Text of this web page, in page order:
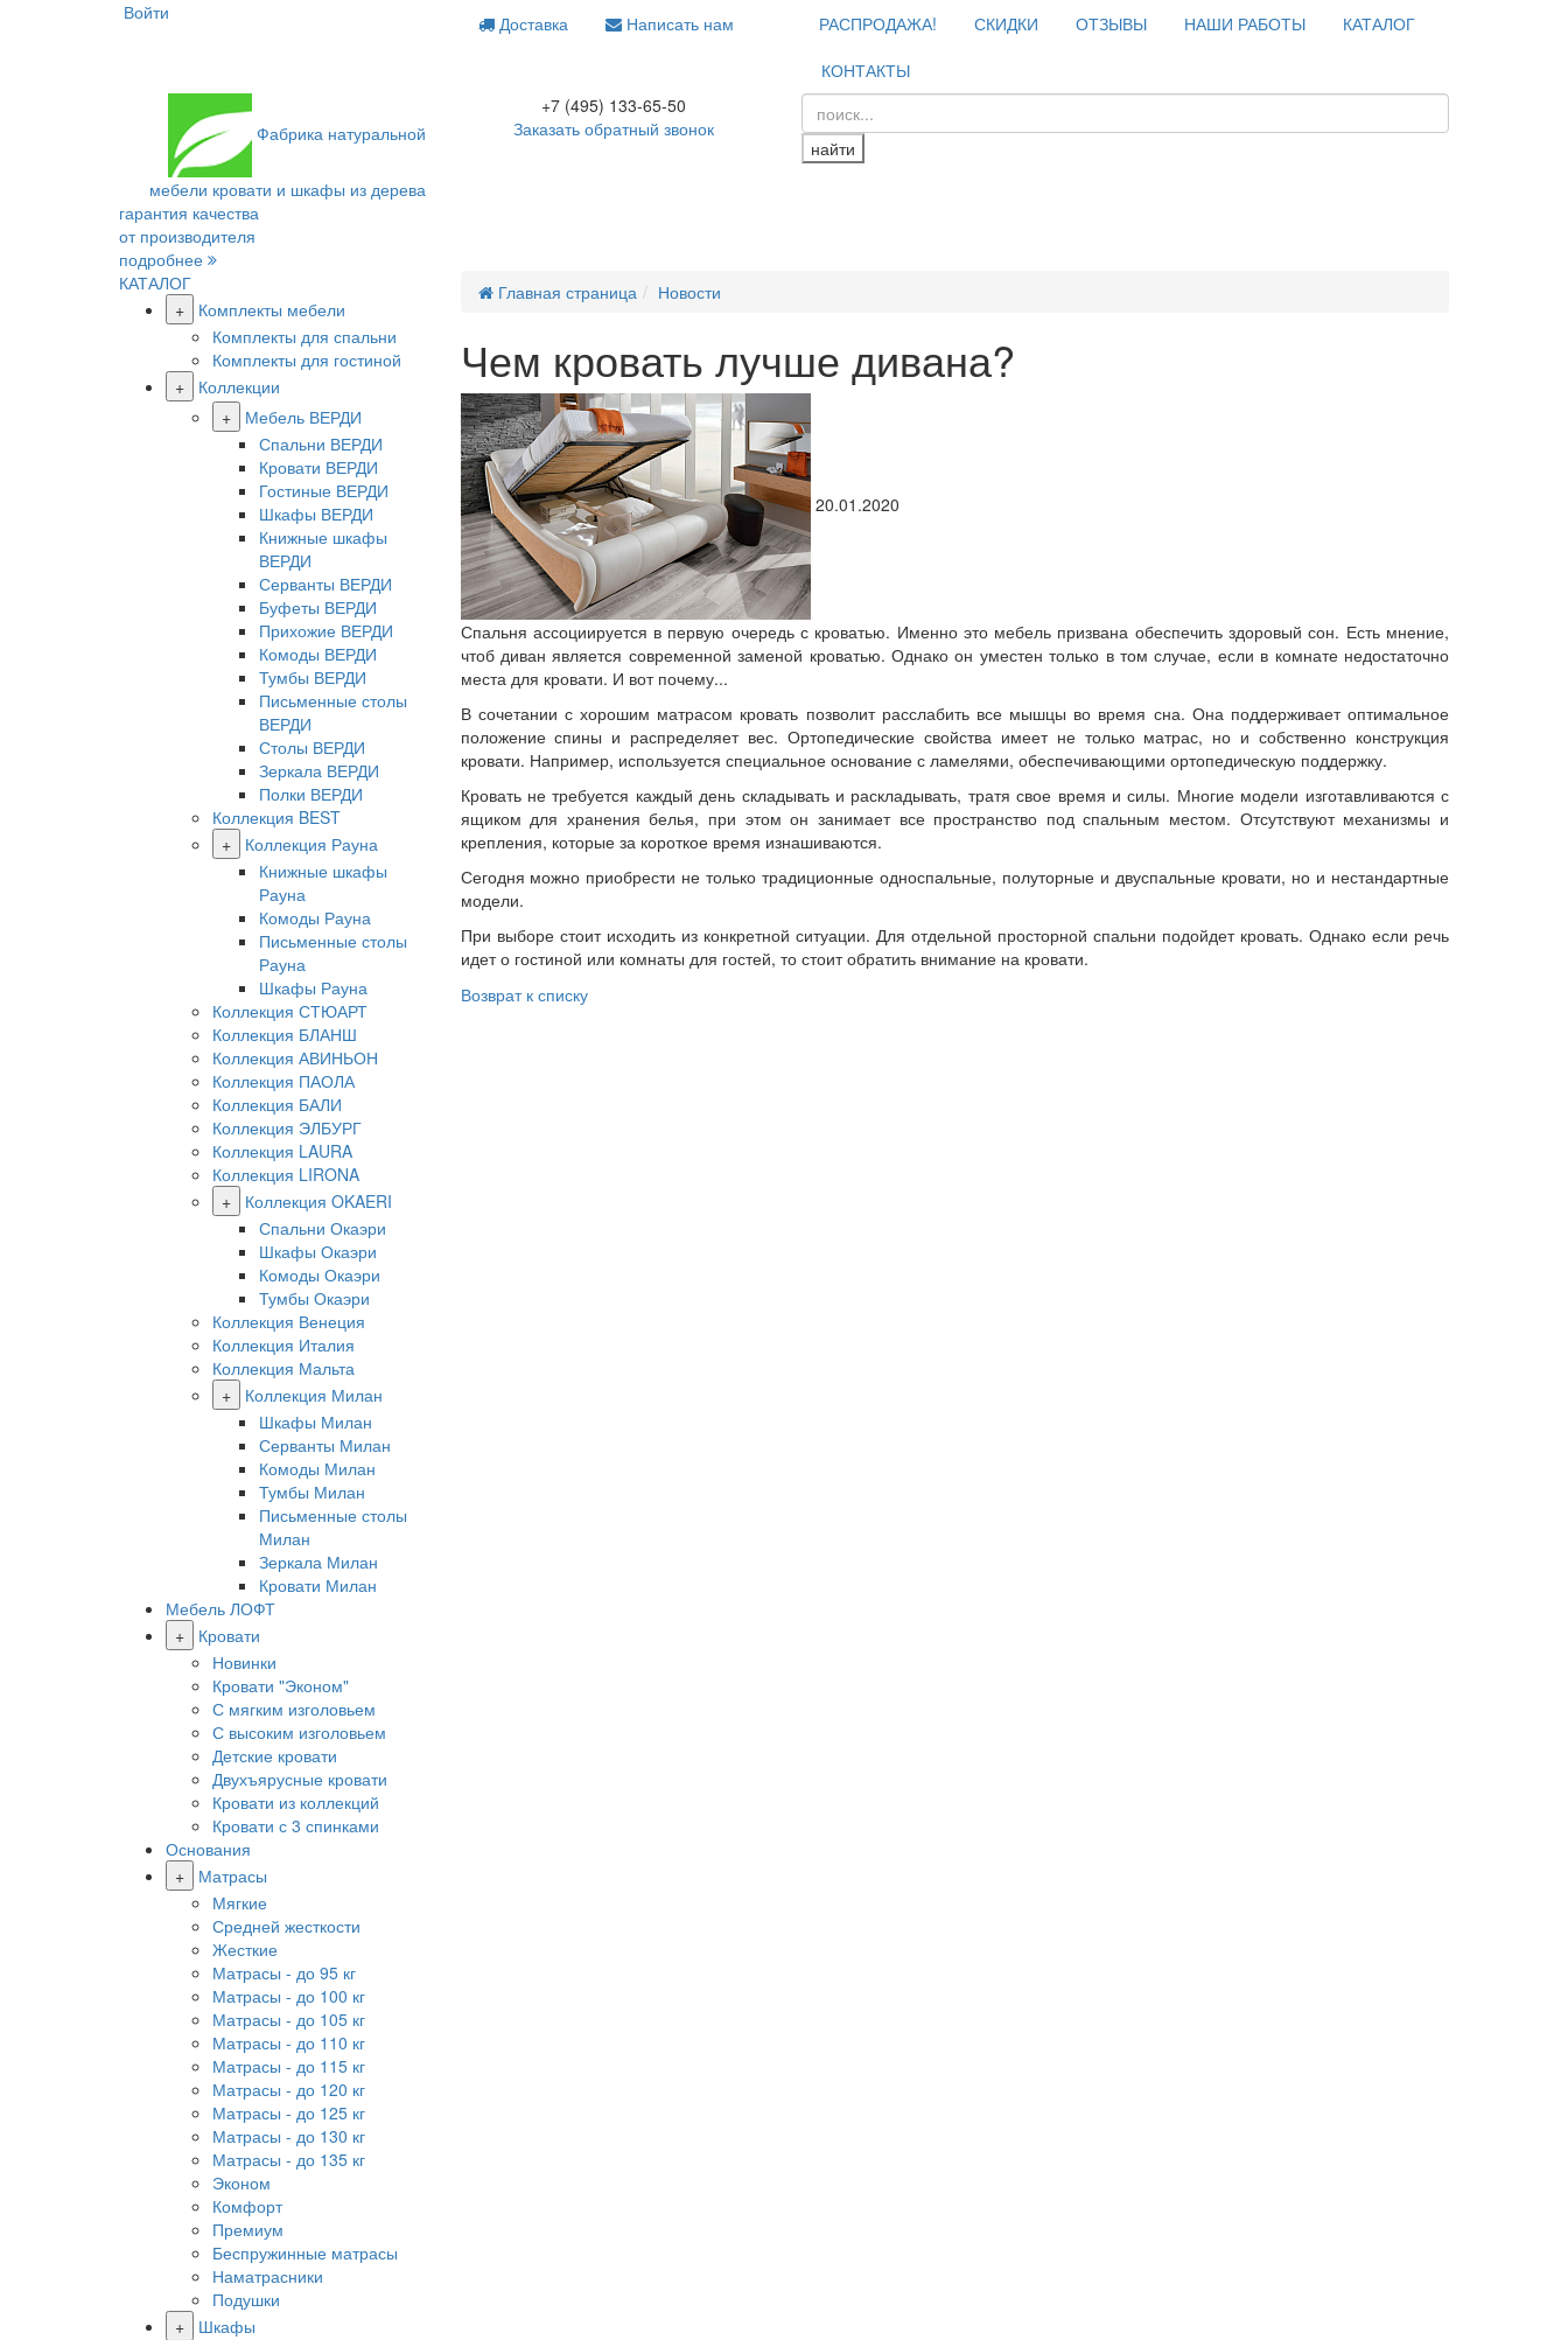
Войти Доставка Написать нам РАСПРОДАЖА! СКИДКИ ОТЗЫВЫ НАШИ РАБОТЫ
КАТАЛОГ
КОНТАКТЫ
Фабрика натуральной
мебели кровати и шкафы из дерева
+7 (495) 133-65-50
Заказать обратный звонок
найти
гарантия качества
от производителя
подробнее
КАТАЛОГ
+
Комплекты мебели
Комплекты для спальни
Комплекты для гостиной
+
Коллекции
+
Мебель ВЕРДИ
Спальни ВЕРДИ
Кровати ВЕРДИ
Гостиные ВЕРДИ
Шкафы ВЕРДИ
Книжные шкафы
ВЕРДИ
Серванты ВЕРДИ
Буфеты ВЕРДИ
Прихожие ВЕРДИ
Комоды ВЕРДИ
Тумбы ВЕРДИ
Письменные столы
ВЕРДИ
Столы ВЕРДИ
Зеркала ВЕРДИ
Полки ВЕРДИ
Коллекция BEST
+
Коллекция Рауна
Книжные шкафы
Рауна
Комоды Рауна
Письменные столы
Рауна
Шкафы Рауна
Коллекция СТЮАРТ
Коллекция БЛАНШ
Коллекция АВИНЬОН
Коллекция ПАОЛА
Коллекция БАЛИ
Коллекция ЭЛБУРГ
Коллекция LAURA
Коллекция LIRONA
+
Коллекция OKAERI
Спальни Окаэри
Шкафы Окаэри
Комоды Окаэри
Тумбы Окаэри
Коллекция Венеция
Коллекция Италия
Коллекция Мальта
+
Коллекция Милан
Шкафы Милан
Серванты Милан
Комоды Милан
Тумбы Милан
Письменные столы
Милан
Зеркала Милан
Кровати Милан
Мебель ЛОФТ
+
Кровати
Новинки
Кровати "Эконом"
С мягким изголовьем
С высоким изголовьем
Детские кровати
Двухъярусные кровати
Кровати из коллекций
Кровати с 3 спинками
Основания
+
Матрасы
Мягкие
Средней жесткости
Жесткие
Матрасы - до 95 кг
Матрасы - до 100 кг
Матрасы - до 105 кг
Матрасы - до 110 кг
Матрасы - до 115 кг
Матрасы - до 120 кг
Матрасы - до 125 кг
Матрасы - до 130 кг
Матрасы - до 135 кг
Эконом
Комфорт
Премиум
Беспружинные матрасы
Наматрасники
Подушки
+
Шкафы
Главная страница Новости
Чем кровать лучше дивана?
20.01.2020
Спальня ассоциируется в первую очередь с кроватью. Именно это мебель призвана обеспечить здоровый сон. Есть мнение,
чтоб диван является современной заменой кроватью. Однако он уместен только в том случае, если в комнате недостаточно
места для кровати. И вот почему...
В сочетании с хорошим матрасом кровать позволит расслабить все мышцы во время сна. Она поддерживает оптимальное
положение спины и распределяет вес. Ортопедические свойства имеет не только матрас, но и собственно конструкция
кровати. Например, используется специальное основание с ламелями, обеспечивающими ортопедическую поддержку.
Кровать не требуется каждый день складывать и раскладывать, тратя свое время и силы. Многие модели изготавливаются с
ящиком для хранения белья, при этом он занимает все пространство под спальным местом. Отсутствуют механизмы и
крепления, которые за короткое время изнашиваются.
Сегодня можно приобрести не только традиционные односпальные, полуторные и двуспальные кровати, но и нестандартные
модели.
При выборе стоит исходить из конкретной ситуации. Для отдельной просторной спальни подойдет кровать. Однако если речь
идет о гостиной или комнаты для гостей, то стоит обратить внимание на кровати.
Возврат к списку